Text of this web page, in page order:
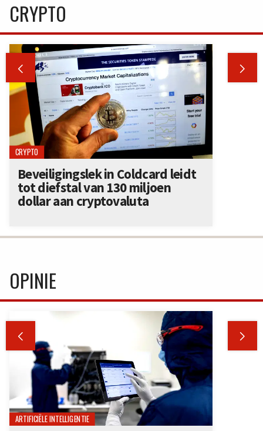
CRYPTO
 
CRYPTO
Beveiligingslek in Coldcard leidt
tot diefstal van 130 miljoen
dollar aan cryptovaluta
OPINIE
 
ARTIFICIËLE INTELLIGENTIE